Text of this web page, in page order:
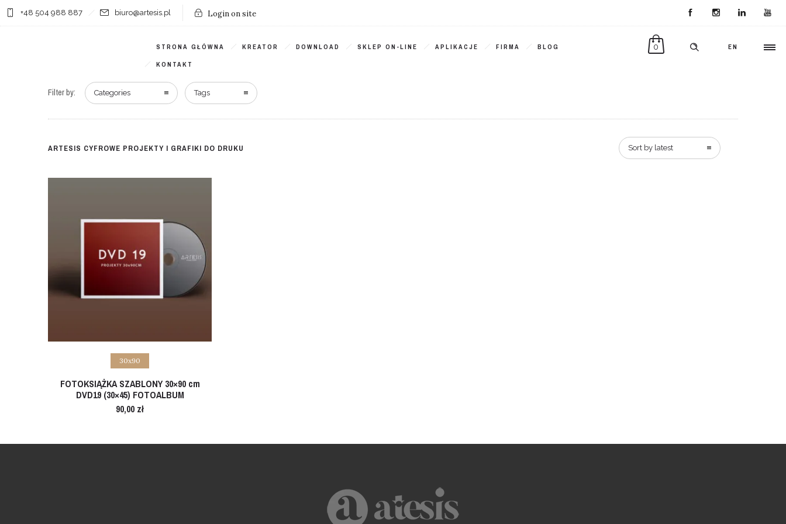
+48 504 988 887 biuro@artesis.pl Login on site
EN
0
STRONA GŁÓWNA KREATOR DOWNLOAD SKLEP ON-LINE APLIKACJE FIRMA BLOG
KONTAKT
Filter by: Categories Tags
ARTESIS CYFROWE PROJEKTY I GRAFIKI DO DRUKU Sort by latest
Add to cart
30x90
FOTOKSIĄŻKA SZABLONY 30×90 cm
DVD19 (30×45) FOTOALBUM
90,00 zł